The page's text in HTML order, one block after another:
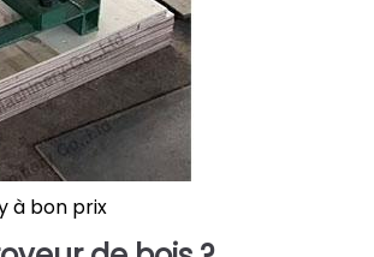
à bon prix